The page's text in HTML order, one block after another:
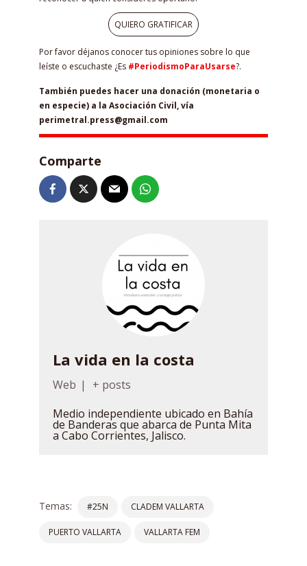
QUIERO GRATIFICAR
Por favor déjanos conocer tus opiniones sobre lo que
leíste o escuchaste ¿Es #PeriodismoParaUsarse?.
También puedes hacer una donación (monetaria o
en especie) a la Asociación Civil, vía
perimetral.press@gmail.com
Comparte
La vida en la costa
Web |
+ posts
Medio independiente ubicado en Bahía
de Banderas que abarca de Punta Mita
a Cabo Corrientes, Jalisco.
Temas: #25N CLADEM VALLARTA
PUERTO VALLARTA VALLARTA FEM